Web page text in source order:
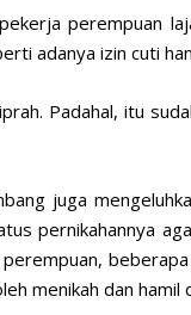
perempuan
adanya izin cuti
Padahal, itu
juga
pernikahannya
menikah dan